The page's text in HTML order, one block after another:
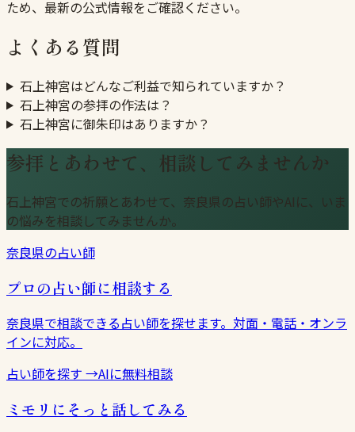
ため、最新の公式情報をご確認ください。
よくある質問
石上神宮はどんなご利益で知られていますか？
石上神宮の参拝の作法は？
石上神宮に御朱印はありますか？
参拝とあわせて、相談してみませんか
石上神宮での祈願とあわせて、奈良県の占い師やAIに、いま
の悩みを相談してみませんか。
奈良県の占い師
プロの占い師に相談する
奈良県で相談できる占い師を探せます。対面・電話・オンラ
インに対応。
占い師を探す →AIに無料相談
ミモリにそっと話してみる